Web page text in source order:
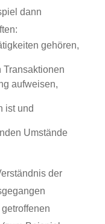
dann
gehören,
Transaktionen
aufweisen,
ist und
Umstände
der